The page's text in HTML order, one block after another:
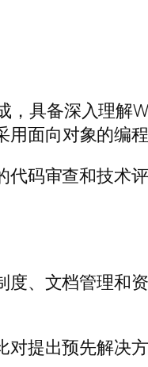
具备深入理
面向对象的编
码审查和技术
、文档管理和
提出预先解决